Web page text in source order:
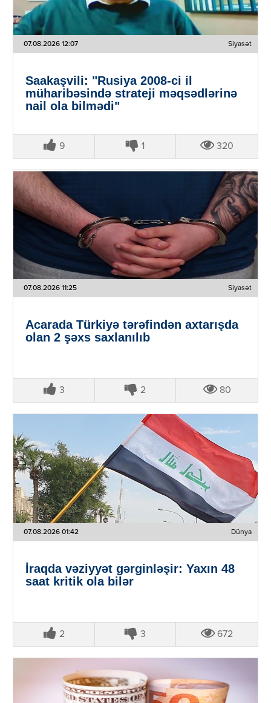
07.08.2026 12:07 Siyasət
Saakaşvili: "Rusiya 2008-ci il
müharibəsində strateji məqsədlərinə
nail ola bilmədi"
9 1 320
07.08.2026 11:25 Siyasət
Acarada Türkiyə tərəfindən axtarışda
olan 2 şəxs saxlanılıb
3 2 80
07.08.2026 01:42 Dünya
İraqda vəziyyət gərginləşir: Yaxın 48
saat kritik ola bilər
2 3 672